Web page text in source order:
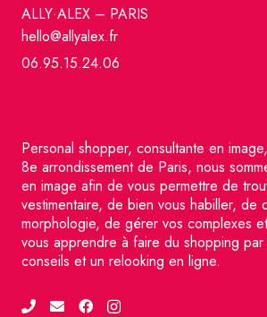
ALLY·ALEX – PARIS
hello@allyalex.fr
06.95.15.24.06
Personal shopper, consultante en
8e arrondissement de Paris, nous
en image afin de vous permettre de
vestimentaire, de bien vous habiller, de
morphologie, de gérer vos complexes
vous apprendre à faire du shopping
conseils et un relooking en ligne.